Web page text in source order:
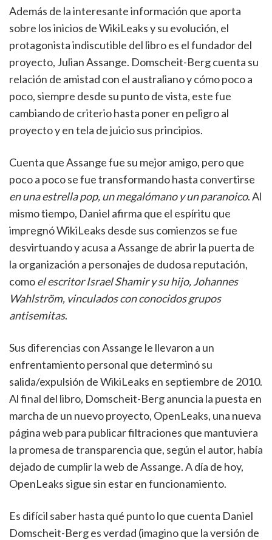
Además de la interesante información que aporta
sobre los inicios de WikiLeaks y su evolución, el
protagonista indiscutible del libro es el fundador del
proyecto, Julian Assange. Domscheit-Berg cuenta su
relación de amistad con el australiano y cómo poco a
poco, siempre desde su punto de vista, este fue
cambiando de criterio hasta poner en peligro al
proyecto y en tela de juicio sus principios.
Cuenta que Assange fue su mejor amigo, pero que
poco a poco se fue transformando hasta convertirse
en una estrella pop, un megalómano y un paranoico. Al
mismo tiempo, Daniel afirma que el espíritu que
impregnó WikiLeaks desde sus comienzos se fue
desvirtuando y acusa a Assange de abrir la puerta de
la organización a personajes de dudosa reputación,
comoel escritor Israel Shamir y su hijo, Johannes
Wahlström, vinculados con conocidos grupos
antisemitas.
Sus diferencias con Assange le llevaron a un
enfrentamiento personal que determinó su
salida/expulsión de WikiLeaks en septiembre de 2010.
Al final del libro, Domscheit-Berg anuncia la puesta en
marcha de un nuevo proyecto, OpenLeaks, una nueva
página web para publicar filtraciones que mantuviera
la promesa de transparencia que, según el autor, había
dejado de cumplir la web de Assange. A día de hoy,
OpenLeaks sigue sin estar en funcionamiento.
Es difícil saber hasta qué punto lo que cuenta Daniel
Domscheit-Berg es verdad (imagino que la versión de